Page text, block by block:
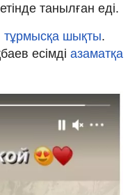
танылған еді.
тұрмысқа шықты.
есімді азаматқа